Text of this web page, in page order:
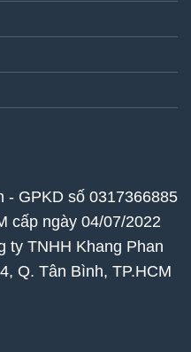
- GPKD số 0317366885
cấp ngày 04/07/2022
ty TNHH Khang Phan
Q. Tân Bình, TP.HCM